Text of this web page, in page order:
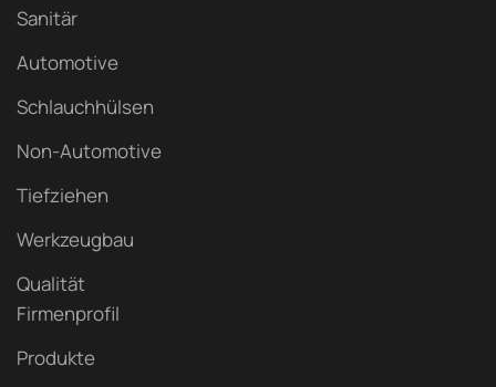
Sanitär
Automotive
Schlauchhülsen
Non-Automotive
Tiefziehen
Werkzeugbau
Qualität
Firmenprofil
Produkte